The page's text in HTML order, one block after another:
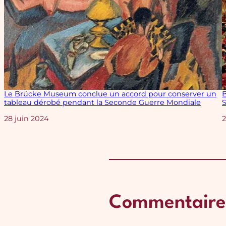
Le Brücke Museum conclue un accord pour conserver un
tableau dérobé pendant la Seconde Guerre Mondiale
Date
28 juin 2024